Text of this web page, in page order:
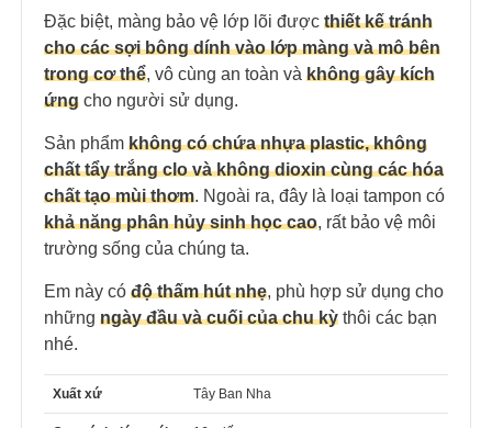
Đặc biệt, màng bảo vệ lớp lõi được thiết kế tránh
cho các sợi bông dính vào lớp màng và mô bên
trong cơ thể, vô cùng an toàn và không gây kích
ứng cho người sử dụng.
Sản phẩm không có chứa nhựa plastic, không
chất tẩy trắng clo và không dioxin cùng các hóa
chất tạo mùi thơm. Ngoài ra, đây là loại tampon có
khả năng phân hủy sinh học cao, rất bảo vệ môi
trường sống của chúng ta.
Em này có độ thấm hút nhẹ, phù hợp sử dụng cho
những ngày đầu và cuối của chu kỳ thôi các bạn
nhé.
Xuất xứ Tây Ban Nha